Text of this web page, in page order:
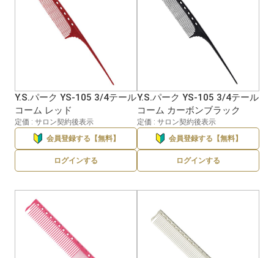
Y.S.パーク YS-105 3/4テール
コーム レッド
定価 : サロン契約後表示
会員登録する【無料】
ログインする
Y.S.パーク YS-105 3/4テール
コーム カーボンブラック
定価 : サロン契約後表示
会員登録する【無料】
ログインする